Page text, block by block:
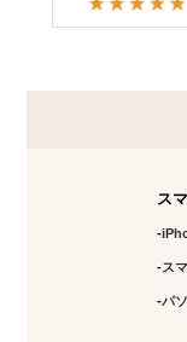
ス
ス
パ